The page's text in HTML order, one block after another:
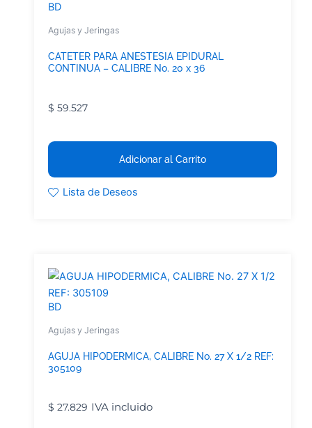
BD
Agujas y Jeringas
CATETER PARA ANESTESIA EPIDURAL
CONTINUA – CALIBRE No. 20 x 36
$ 59.527
Adicionar al Carrito
Lista de Deseos
BD
Agujas y Jeringas
AGUJA HIPODERMICA, CALIBRE No. 27 X 1/2 REF:
305109
$ 27.829 IVA incluido